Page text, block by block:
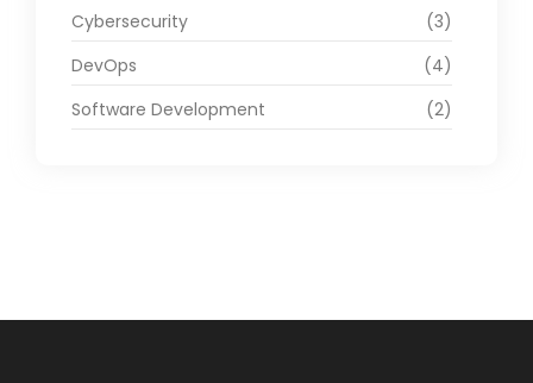
Cybersecurity
(3)
DevOps
(4)
Software Development
(2)